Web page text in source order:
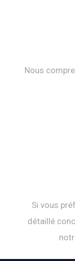
Nous
Si vous
détaillé